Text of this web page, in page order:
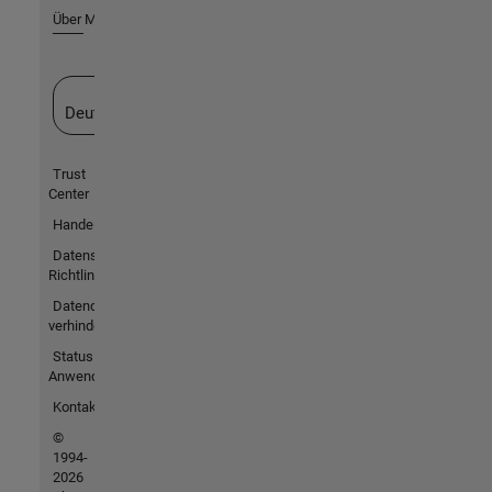
Über MathWorks
Deutschland
Trust
Center
Handelsmarken
Datenschutz-
Richtlinien
Datendiebstahl
verhindern
Status von
Anwendungen
Kontakt
©
1994-
2026